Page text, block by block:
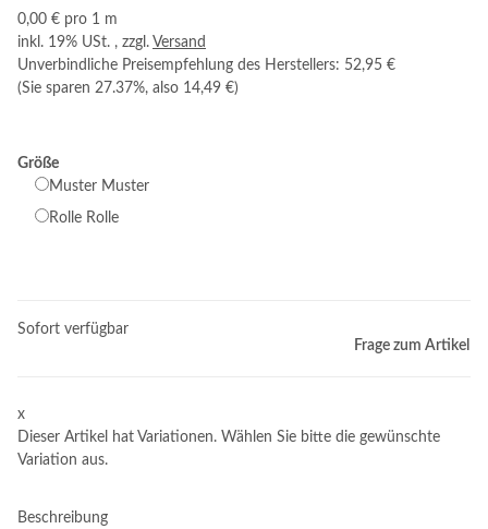
0,00 € pro 1 m
inkl. 19% USt. , zzgl. Versand
Unverbindliche Preisempfehlung des Herstellers: 52,95 €
(Sie sparen 27.37%, also 14,49 €)
Größe
Muster Muster
Rolle Rolle
Sofort verfügbar
Frage zum Artikel
x
Dieser Artikel hat Variationen. Wählen Sie bitte die gewünschte
Variation aus.
Beschreibung